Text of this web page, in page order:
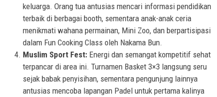
keluarga. Orang tua antusias mencari informasi pendidikan
terbaik di berbagai booth, sementara anak-anak ceria
menikmati wahana permainan, Mini Zoo, dan berpartisipasi
dalam Fun Cooking Class oleh Nakama Bun.
Muslim Sport Fest: Energi dan semangat kompetitif sehat
terpancar di area ini. Turnamen Basket 3×3 langsung seru
sejak babak penyisihan, sementara pengunjung lainnya
antusias mencoba lapangan Padel untuk pertama kalinya